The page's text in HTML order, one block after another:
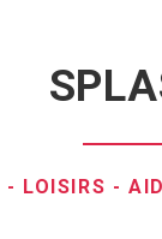
- LOISIRS -